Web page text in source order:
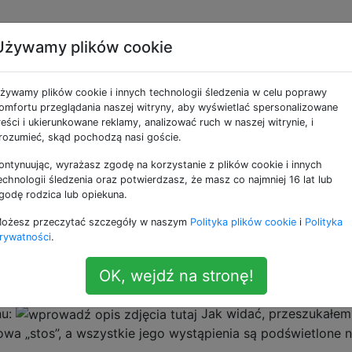
kolor używany do
wyszukiwania?
na stałe, aby wyróżnić wyniki wyszukiwania za
zarówno najnowszej wersji, jak i nightlies, ale nie
tego koloru.
że emulator terminala o takim stopniu
zakodować w jednym kolorze, a jednocześnie
przez użytkownika.
Jak widać, przeszukałem
„stos”, a wszystkie jego wystąpienia są podświetlone
plików cookie
plików cookie i innych technologii śledzenia w celu poprawy
przeglądania naszej witryny, aby wyświetlać spersonalizowane
i ukierunkowane reklamy, analizować ruch w naszej witrynie, i
skąd pochodzą nasi goście.
wyrażasz zgodę na korzystanie z plików cookie i innych
śledzenia oraz potwierdzasz, że masz co najmniej 16 lat lub
rodzica lub opiekuna.
przeczytać szczegóły w naszym Polityka plików cookie i Polityka
.
OK, wejdź na stronę!